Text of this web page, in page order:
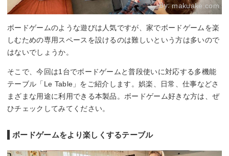
By:makuake.com
ボードゲームのような遊びは人気ですが、家でボードゲームを楽
しむための専用スペースを設けるのは難しいという方は多いので
はないでしょうか。
そこで、今回は1台でボードゲームと普段使いに対応する多機能
テーブル「Le Table」をご紹介します。娯楽、日常、仕事などさ
まざまな用途に利用できる本製品。ボードゲーム好きな方は、ぜ
ひチェックしてみてください。
ボードゲームをより楽しくするテーブル